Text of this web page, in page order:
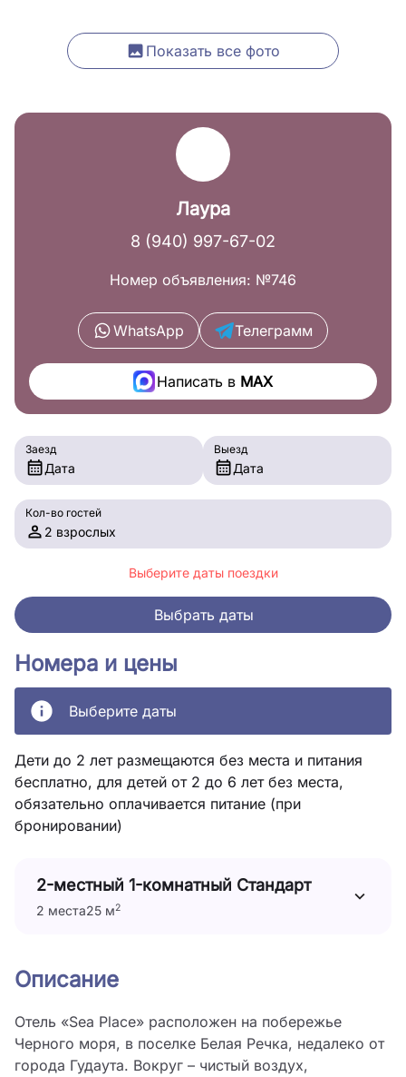
Показать все фото
Номера и цены
Выберите даты
Дети до 2 лет размещаются без места и питания
бесплатно, для детей от 2 до 6 лет без места,
обязательно оплачивается питание (при
бронировании)
2-местный 1-комнатный Стандарт
2 места25 м2
Описание
Отель «Sea Place» расположен на побережье
Черного моря, в поселке Белая Речка, недалеко от
города Гудаута. Вокруг – чистый воздух,
Лаура
8 (940) 997-67-02
Номер объявления: №746
WhatsApp Телеграмм
Написать вMAX
Заезд
Дата
Выезд
Дата
Кол-во гостей
2 взрослых
Выберите даты поездки
Выбрать даты